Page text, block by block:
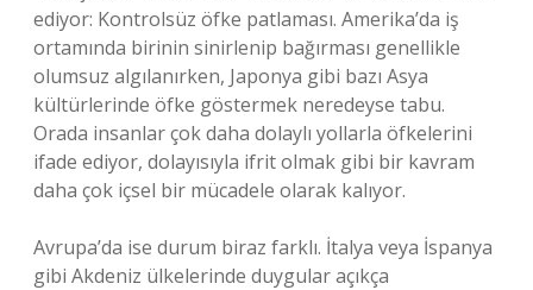
ediyor: Kontrolsüz öfke patlaması. Amerika’da iş
ortamında birinin sinirlenip bağırması genellikle
olumsuz algılanırken, Japonya gibi bazı Asya
kültürlerinde öfke göstermek neredeyse tabu.
Orada insanlar çok daha dolaylı yollarla öfkelerini
ifade ediyor, dolayısıyla ifrit olmak gibi bir kavram
daha çok içsel bir mücadele olarak kalıyor.
Avrupa’da ise durum biraz farklı. İtalya veya İspanya
gibi Akdeniz ülkelerinde duygular açıkça